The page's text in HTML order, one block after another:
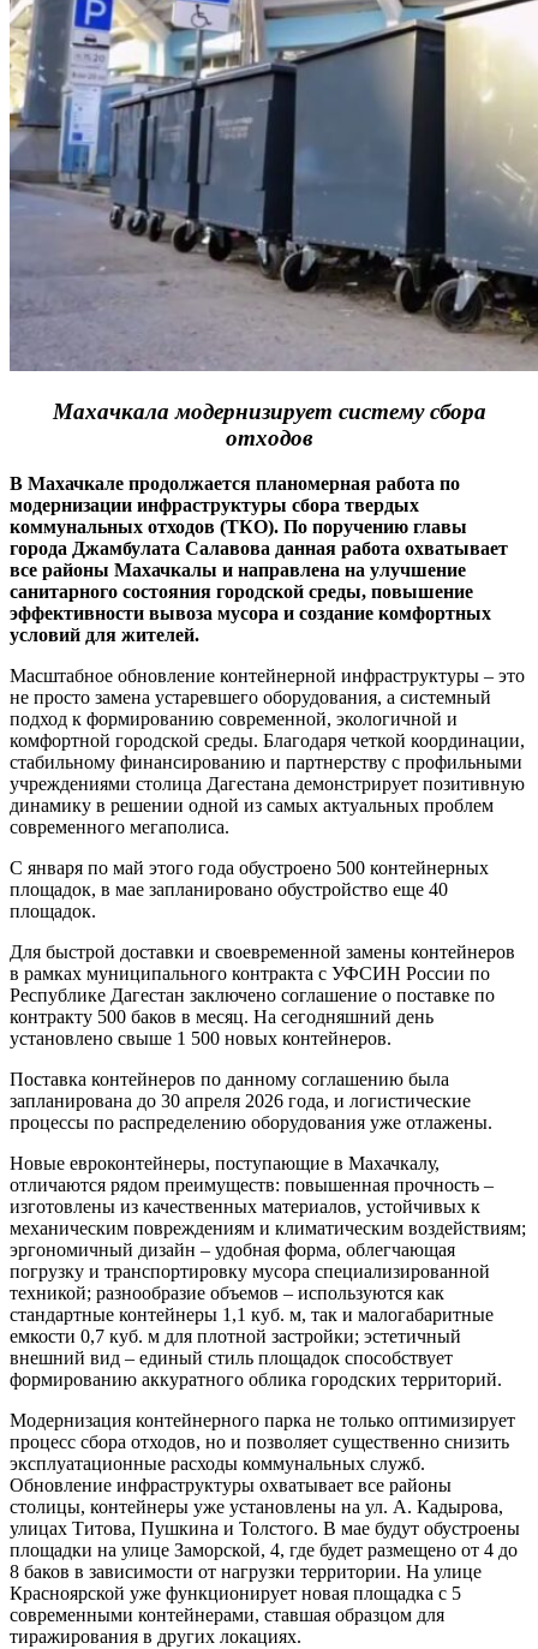
Махачкала модернизирует систему сбора
отходов
В Махачкале продолжается планомерная работа по
модернизации инфраструктуры сбора твердых
коммунальных отходов (ТКО). По поручению главы
города Джамбулата Салавова данная работа охватывает
все районы Махачкалы и направлена на улучшение
санитарного состояния городской среды, повышение
эффективности вывоза мусора и создание комфортных
условий для жителей.
Масштабное обновление контейнерной инфраструктуры – это
не просто замена устаревшего оборудования, а системный
подход к формированию современной, экологичной и
комфортной городской среды. Благодаря четкой координации,
стабильному финансированию и партнерству с профильными
учреждениями столица Дагестана демонстрирует позитивную
динамику в решении одной из самых актуальных проблем
современного мегаполиса.
С января по май этого года обустроено 500 контейнерных
площадок, в мае запланировано обустройство еще 40
площадок.
Для быстрой доставки и своевременной замены контейнеров
в рамках муниципального контракта с УФСИН России по
Республике Дагестан заключено соглашение о поставке по
контракту 500 баков в месяц. На сегодняшний день
установлено свыше 1 500 новых контейнеров.
Поставка контейнеров по данному соглашению была
запланирована до 30 апреля 2026 года, и логистические
процессы по распределению оборудования уже отлажены.
Новые евроконтейнеры, поступающие в Махачкалу,
отличаются рядом преимуществ: повышенная прочность –
изготовлены из качественных материалов, устойчивых к
механическим повреждениям и климатическим воздействиям;
эргономичный дизайн – удобная форма, облегчающая
погрузку и транспортировку мусора специализированной
техникой; разнообразие объемов – используются как
стандартные контейнеры 1,1 куб. м, так и малогабаритные
емкости 0,7 куб. м для плотной застройки; эстетичный
внешний вид – единый стиль площадок способствует
формированию аккуратного облика городских территорий.
Модернизация контейнерного парка не только оптимизирует
процесс сбора отходов, но и позволяет существенно снизить
эксплуатационные расходы коммунальных служб.
Обновление инфраструктуры охватывает все районы
столицы, контейнеры уже установлены на ул. А. Кадырова,
улицах Титова, Пушкина и Толстого. В мае будут обустроены
площадки на улице Заморской, 4, где будет размещено от 4 до
8 баков в зависимости от нагрузки территории. На улице
Красноярской уже функционирует новая площадка с 5
современными контейнерами, ставшая образцом для
тиражирования в других локациях.